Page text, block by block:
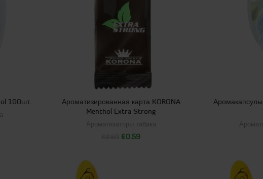
100шт.
Ароматизированная карта KORONA
Menthol Extra Strong
€0.59